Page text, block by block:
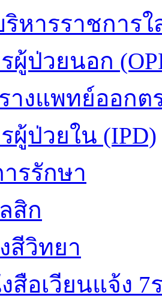
หารราชการใ
ผู้ป่วยนอก
างแพทย์ออกต
ผู้ป่วยใน (IPD)
รรักษา
สิก
สีวิทยา
สือเวียนแจ้ง 7